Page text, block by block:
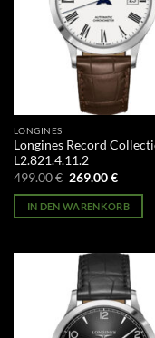
LONGINES
Longines Record
L2.821.4.11.2
499.00€ Ursprünglicher
war:
499.00 €
269.00€
ist:
269.00
IN DEN WARENKORB